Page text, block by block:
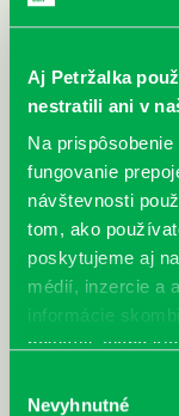
Aj Petržalka
nestratili ani v
Na
fungovanie
návštevnosti
tom, ako
poskytujeme aj
médií, inzercie a
informácie
poskytli, alebo
súhlasu
Nevyhnutné
Štatút súťaže a
alebo si ich
Petržalke, na
Najnovšie
„Ochlaď